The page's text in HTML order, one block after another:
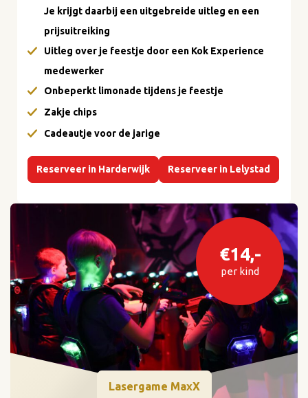
Je krijgt daarbij een uitgebreide uitleg en een
prijsuitreiking
Uitleg over je feestje door een Kok Experience
medewerker
Onbeperkt limonade tijdens je feestje
Zakje chips
Cadeautje voor de jarige
Reserveer in Harderwijk Reserveer in Lelystad
€14,-
per kind
Lasergame MaxX